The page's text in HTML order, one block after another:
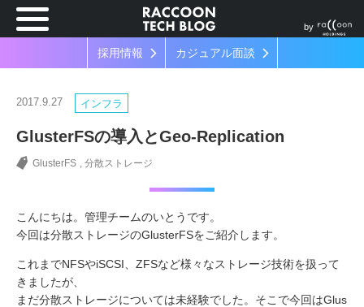
by
採用情報 カジュアル面談
2017.9.27 インフラ
GlusterFSの導入とGeo-Replication
GlusterFS 分散ストレージ
こんにちは。管理チームのいとうです。
今回は分散ストレージのGlusterFSをご紹介します。
これまでNFSやiSCSI、ZFSなど様々なストレージ技術を扱って
きましたが、
まだ分散ストレージについては未経験でした。そこで今回はGlus